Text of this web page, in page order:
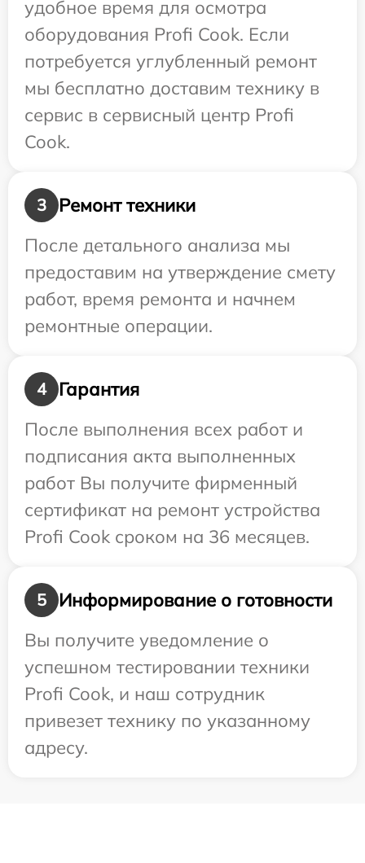
удобное время для осмотра
оборудования Profi Cook. Если
потребуется углубленный ремонт
мы бесплатно доставим технику в
сервис в сервисный центр Profi
Cook.
3
Ремонт техники
После детального анализа мы
предоставим на утверждение смету
работ, время ремонта и начнем
ремонтные операции.
4
Гарантия
После выполнения всех работ и
подписания акта выполненных
работ Вы получите фирменный
сертификат на ремонт устройства
Profi Cook сроком на 36 месяцев.
5
Информирование о готовности
Вы получите уведомление о
успешном тестировании техники
Profi Cook, и наш сотрудник
привезет технику по указанному
адресу.